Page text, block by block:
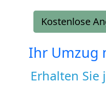
Kostenlose
Ihr Umzug
Erhalten Sie